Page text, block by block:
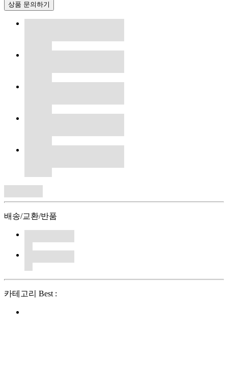
상품 문의하기
배송/교환/반품
카테고리 Best :